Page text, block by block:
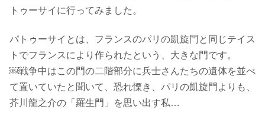
トゥーサイに行ってみました。
パトゥーサイとは、フランスのパリの凱旋門と同じテイス
トでフランスにより作られたという、大きな門です。
￼戦争中はこの門の二階部分に兵士さんたちの遺体を並べ
て置いていたと聞いて、恐れ慄き、パリの凱旋門よりも、
芥川龍之介の「羅生門」を思い出す私…